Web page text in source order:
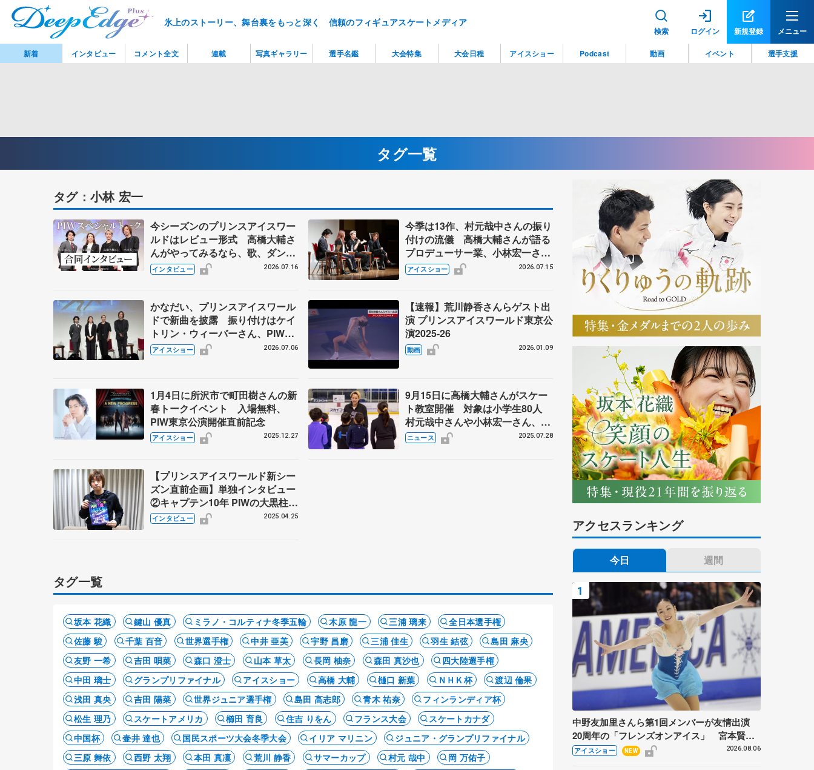
氷上のストーリー、舞台裏をもっと深く 信頼のフィギュアスケートメディア
検索 ログイン 新規登録 メニュー
タグ一覧
タグ：小林 宏一
今シーズンのプリンスアイスワー
ルドはレビュー形式 高橋大輔さ
んがやってみるなら、歌、ダン
ス、コント...？
インタビュー 2026.07.16
今季は13作、村元哉中さんの振り
付けの流儀 高橋大輔さんが語る
プロデューサー業、小林宏一さん
との巡り会い PIWスペシャルト
ークショー
アイスショー 2026.07.15
かなだい、プリンスアイスワール
ドで新曲を披露 振り付けはケイ
トリン・ウィーバーさん、PIWス
ペシャルトーク
アイスショー 2026.07.06
【速報】荒川静香さんらゲスト出
演 プリンスアイスワールド東京公
演2025-26
動画 2026.01.09
1月4日に所沢市で町田樹さんの新
春トークイベント 入場無料、
PIW東京公演開催直前記念
アイスショー 2025.12.27
9月15日に高橋大輔さんがスケー
ト教室開催 対象は小学生80人
村元哉中さんや小林宏一さん、中
野耀司さん、中西樹希さんも講師
に
ニュース 2025.07.28
【プリンスアイスワールド新シー
ズン直前企画】単独インタビュー
②キャプテン10年 PIWの大黒柱・
小林宏一さんの過去、現在、そし
て未来 エンタメ追求の道― 堂
インタビュー 2025.04.25
タグ一覧
坂本 花織 鍵山 優真 ミラノ・コルティナ冬季五輪 木原 龍一 三浦 璃来
全日本選手権
佐藤 駿
千葉 百音 世界選手権 中井 亜美 宇野 昌磨 三浦 佳生 羽生 結弦
島田 麻央
友野 一希
吉田 唄菜 森口 澄士 山本 草太 長岡 柚奈 森田 真沙也
四大陸選手権
中田 璃士
グランプリファイナル アイスショー 高橋 大輔 樋口 新葉 ＮＨＫ杯
渡辺 倫果
浅田 真央
吉田 陽菜 世界ジュニア選手権 島田 高志郎 青木 祐奈
フィンランディア杯
松生 理乃
スケートアメリカ 櫛田 育良 住吉 りをん フランス大会
スケートカナダ
中国杯
壷井 達也 国民スポーツ大会冬季大会 イリア マリニン
ジュニア・グランプリファイナル
三原 舞依
西野 太翔 本田 真凜 荒川 静香 サマーカップ 村元 哉中
岡 万佑子
アクセスランキング
今日 週間
中野友加里さんら第1回メンバーが友情出演
20周年の「フレンズオンアイス」 宮本賢二
さん、有川梨絵さん、田村岳斗さんも
アイスショー NEW 2026.08.06
新着 インタビュー コメント全文 連載 写真ギャラリー 選手名鑑 大会特集 大会日程 アイスショー Podcast 動画 イベント 選手支援